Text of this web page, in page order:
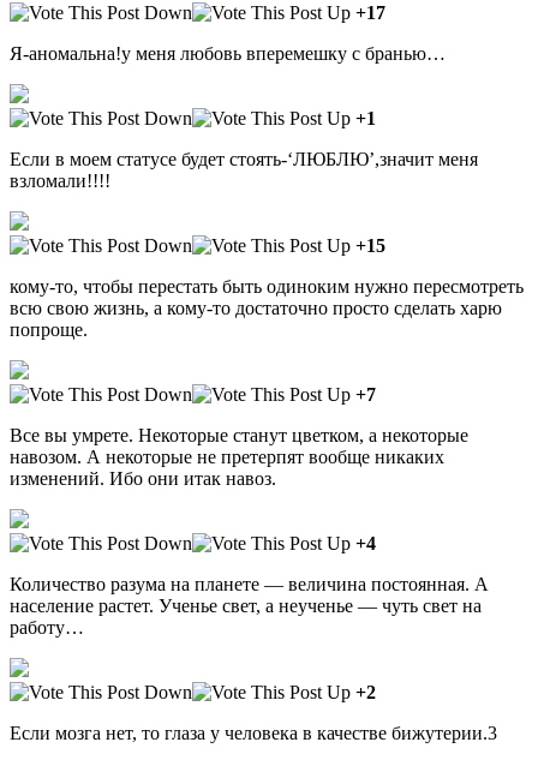
+17
Я-аномальна!у меня любовь вперемешку с бранью…
+1
Если в моем статусе будет стоять-‘ЛЮБЛЮ’,значит меня
взломали!!!!
+15
кому-то, чтобы перестать быть одиноким нужно пересмотреть
всю свою жизнь, а кому-то достаточно просто сделать харю
попроще.
+7
Все вы умрете. Некоторые станут цветком, а некоторые
навозом. А некоторые не претерпят вообще никаких
изменений. Ибо они итак навоз.
+4
Количество разума на планете — величина постоянная. А
население растет. Ученье свет, а неученье — чуть свет на
работу…
+2
Если мозга нет, то глаза у человека в качестве бижутерии.3